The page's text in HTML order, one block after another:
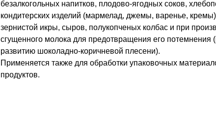
безалкогольных напитков, плодово-ягодных соков,
кондитерских изделий (мармелад, джемы, варенье,
зернистой икры, сыров, полукопченых колбас и при
сгущенного молока для предотвращения его потемнения
развитию шоколадно-коричневой плесени).
Применяется также для обработки упаковочных
продуктов.